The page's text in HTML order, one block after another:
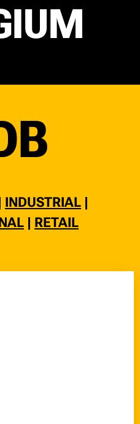
INDUSTRIAL |
| RETAIL